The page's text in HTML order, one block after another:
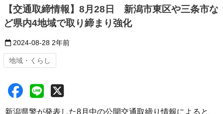
【交通取締情報】8月28日 新潟市東区や三条市な
ど県内4地域で取り締まり強化
2024-08-28 2年前
地域・くらし
新潟県警が発表した8月中の公開交通取締り情報によると、